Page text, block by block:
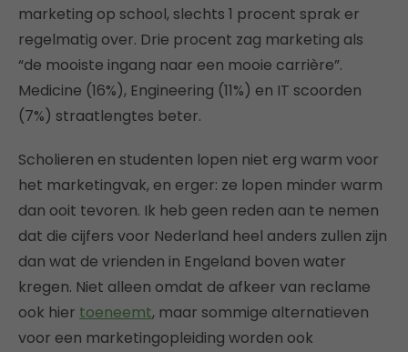
marketing op school, slechts 1 procent sprak er
regelmatig over. Drie procent zag marketing als
“de mooiste ingang naar een mooie carrière”.
Medicine (16%), Engineering (11%) en IT scoorden
(7%) straatlengtes beter.
Scholieren en studenten lopen niet erg warm voor
het marketingvak, en erger: ze lopen minder warm
dan ooit tevoren. Ik heb geen reden aan te nemen
dat die cijfers voor Nederland heel anders zullen zijn
dan wat de vrienden in Engeland boven water
kregen. Niet alleen omdat de afkeer van reclame
ook hier toeneemt, maar sommige alternatieven
voor een marketingopleiding worden ook